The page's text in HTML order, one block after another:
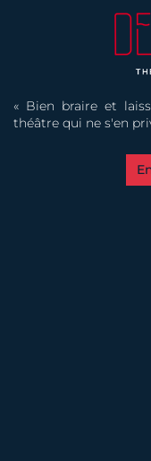
« Bien braire et
théâtre qui ne s'en